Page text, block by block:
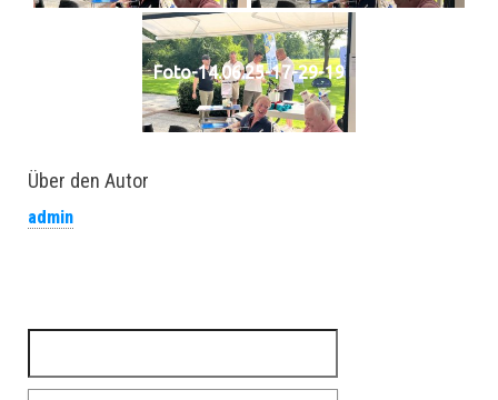
Foto-14.06.25-17-29-19
Über den Autor
admin